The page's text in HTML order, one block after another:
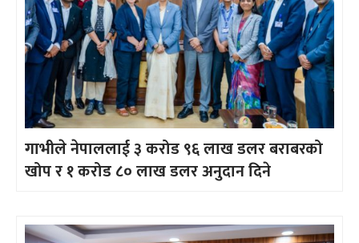
गाभीले नेपाललाई ३ करोड ९६ लाख डलर बराबरको
खोप र १ करोड ८० लाख डलर अनुदान दिने